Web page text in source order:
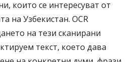
които се интересуват от
на Узбекистан. OCR
на тези сканирани
текст, което дава